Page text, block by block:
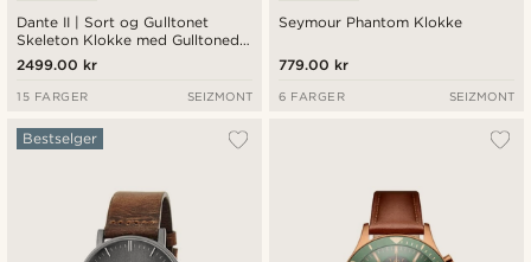
Dante II | Sort og Gulltonet
Skeleton Klokke med Gulltonede
Visere
2499.00 kr
15 FARGER SEIZMONT
Seymour Phantom Klokke
779.00 kr
6 FARGER SEIZMONT
Bestselger